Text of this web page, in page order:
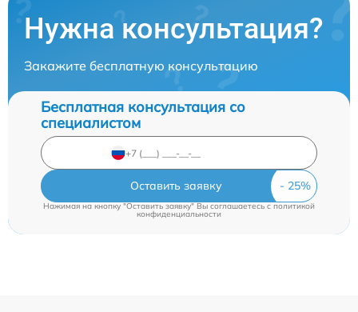
Нужна консультация?
Закажите бесплатную консультацию
Бесплатная консультация со
специалистом
Оставить заявку
Нажимая на кнопку "Оставить заявку" Вы соглашаетесь cполитикой
конфиденциальности